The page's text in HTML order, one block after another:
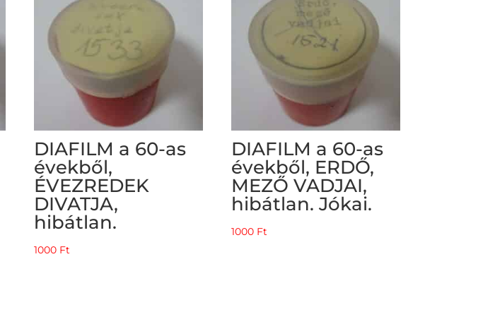
DIAFILM a 60-as
évekből,
ÉVEZREDEK
DIVATJA,
hibátlan.
1000 Ft
DIAFILM a 60-as
évekből, ERDŐ,
MEZŐ VADJAI,
hibátlan. Jókai.
1000 Ft